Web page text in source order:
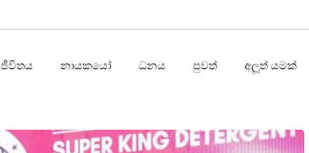
ජීවිතය නායකයෝ ධනය පුවත් අලූත් යමක්